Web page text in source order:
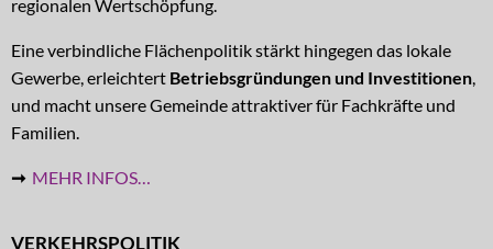
regionalen Wertschöpfung.
Eine verbindliche Flächenpolitik stärkt hingegen das lokale
Gewerbe, erleichtert Betriebsgründungen und Investitionen,
und macht unsere Gemeinde attraktiver für Fachkräfte und
Familien.
➞ MEHR INFOS…
VERKEHRSPOLITIK